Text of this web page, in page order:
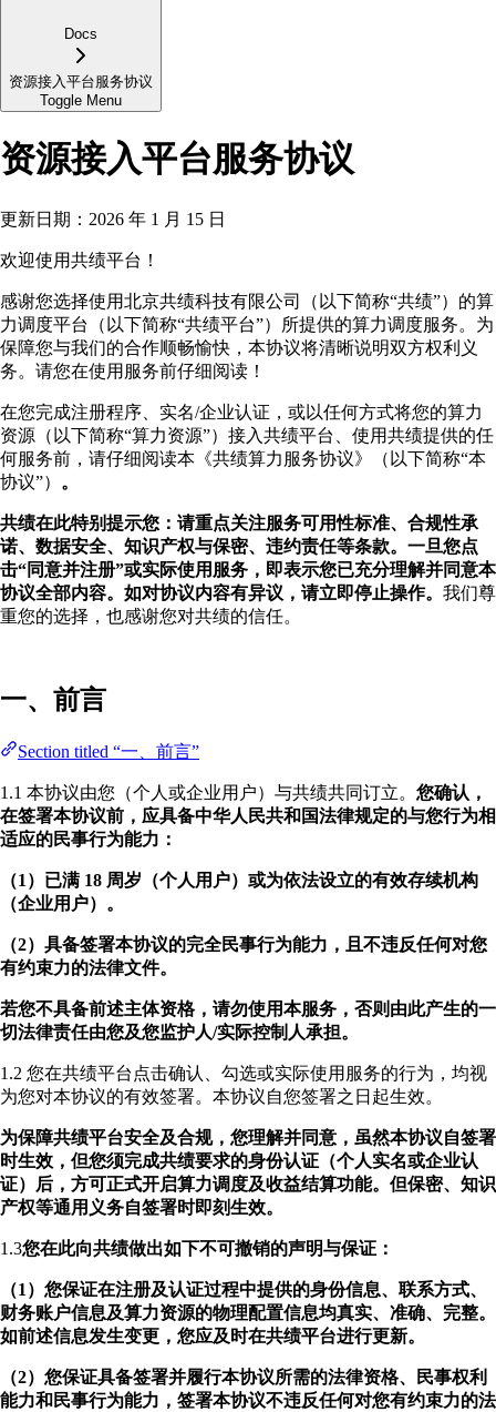
Docs
资源接入平台服务协议
Toggle Menu
资源接入平台服务协议
更新日期：2026 年 1 月 15 日
欢迎使用共绩平台！
感谢您选择使用北京共绩科技有限公司（以下简称“共绩”）的算
力调度平台（以下简称“共绩平台”）所提供的算力调度服务。为
保障您与我们的合作顺畅愉快，本协议将清晰说明双方权利义
务。请您在使用服务前仔细阅读！
在您完成注册程序、实名/企业认证，或以任何方式将您的算力
资源（以下简称“算力资源”）接入共绩平台、使用共绩提供的任
何服务前，请仔细阅读本《共绩算力服务协议》（以下简称“本
协议”） 。
共绩在此特别提示您：请重点关注服务可用性标准、合规性承
诺、数据安全、知识产权与保密、违约责任等条款。一旦您点
击“同意并注册”或实际使用服务，即表示您已充分理解并同意本
协议全部内容。如对协议内容有异议，请立即停止操作。 我们尊
重您的选择，也感谢您对共绩的信任。
一、前言
Section titled “一、前言”
1.1 本协议由您（个人或企业用户）与共绩共同订立。 您确认，
在签署本协议前，应具备中华人民共和国法律规定的与您行为相
适应的民事行为能力：
（1）已满 18 周岁（个人用户）或为依法设立的有效存续机构
（企业用户）。
（2）具备签署本协议的完全民事行为能力，且不违反任何对您
有约束力的法律文件。
若您不具备前述主体资格，请勿使用本服务，否则由此产生的一
切法律责任由您及您监护人/实际控制人承担。
1.2 您在共绩平台点击确认、勾选或实际使用服务的行为，均视
为您对本协议的有效签署。本协议自您签署之日起生效。
为保障共绩平台安全及合规，您理解并同意，虽然本协议自签署
时生效，但您须完成共绩要求的身份认证（个人实名或企业认
证）后，方可正式开启算力调度及收益结算功能。但保密、知识
产权等通用义务自签署时即刻生效。
1.3您在此向共绩做出如下不可撤销的声明与保证：
（1）您保证在注册及认证过程中提供的身份信息、联系方式、
财务账户信息及算力资源的物理配置信息均真实、准确、完整。
如前述信息发生变更，您应及时在共绩平台进行更新。
（2）您保证具备签署并履行本协议所需的法律资格、民事权利
能力和民事行为能力，签署本协议不违反任何对您有约束力的法